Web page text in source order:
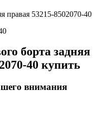
борта задняя
40 купить
внимания